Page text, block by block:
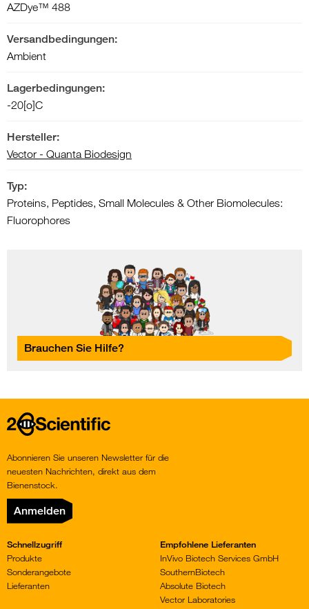
AZDye™ 488
Versandbedingungen:
Ambient
Lagerbedingungen:
-20[o]C
Hersteller:
Vector - Quanta Biodesign
Typ:
Proteins, Peptides, Small Molecules & Other Biomolecules:
Fluorophores
Brauchen Sie Hilfe?
Home
Abonnieren Sie unseren Newsletter für die
neuesten Nachrichten, direkt aus dem
Bienenstock.
Anmelden
Schnellzugriff
Produkte
Sonderangebote
Lieferanten
Empfohlene Lieferanten
InVivo Biotech Services GmbH
SouthernBiotech
Absolute Biotech
Vector Laboratories